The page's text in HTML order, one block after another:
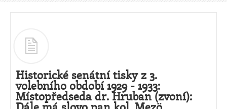
Historické senátní tisky z 3.
volebního období 1929 - 1933:
Místopředseda dr. Hruban (zvoní):